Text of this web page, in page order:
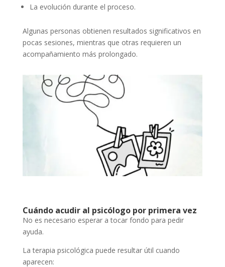
La evolución durante el proceso.
Algunas personas obtienen resultados significativos en
pocas sesiones, mientras que otras requieren un
acompañamiento más prolongado.
Cuándo acudir al psicólogo por primera vez
No es necesario esperar a tocar fondo para pedir
ayuda.
La terapia psicológica puede resultar útil cuando
aparecen: